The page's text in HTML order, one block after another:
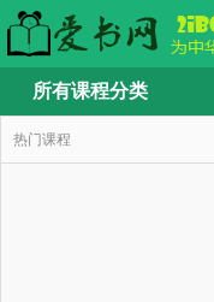
所有课程分类
热门课程